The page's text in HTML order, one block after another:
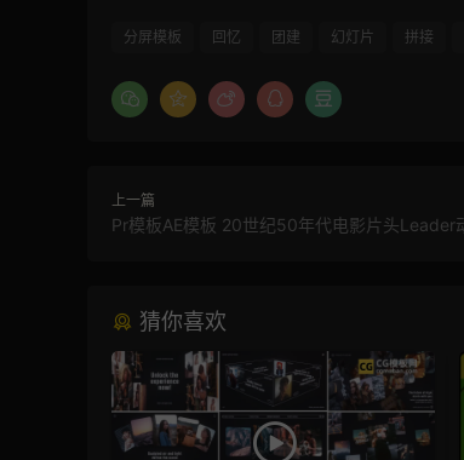
分屏模板 回忆 团建 幻灯片 拼接
上一篇
Pr模板AE模板 20世纪50年代电影片头Leader
猜你喜欢